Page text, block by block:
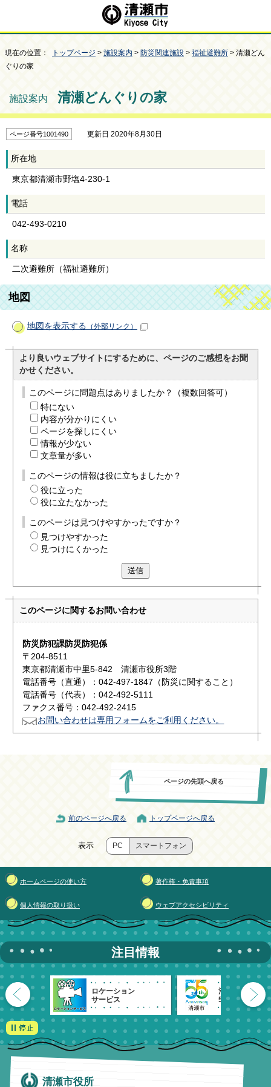
現在の位置： トップページ > 施設案内 > 防災関連施設 > 福祉避難所 > 清瀬どん
ぐりの家
施設案内 清瀬どんぐりの家
ページ番号1001490 更新日 2020年8月30日
所在地
東京都清瀬市野塩4-230-1
電話
042-493-0210
名称
二次避難所（福祉避難所）
地図
地図を表示する （外部リンク）
より良いウェブサイトにするために、ページのご感想をお聞
かせください。
このページに問題点はありましたか？（複数回答可）
特にない
内容が分かりにくい
ページを探しにくい
情報が少ない
文章量が多い
このページの情報は役に立ちましたか？
役に立った
役に立たなかった
このページは見つけやすかったですか？
見つけやすかった
見つけにくかった
送信
このページに関するお問い合わせ
防災防犯課防災防犯係
〒204-8511
東京都清瀬市中里5-842 清瀬市役所3階
電話番号（直通）：042-497-1847（防災に関すること）
電話番号（代表）：042-492-5111
ファクス番号：042-492-2415
お問い合わせは専用フォームをご利用ください。
ページの先頭へ戻る
前のページへ戻る トップページへ戻る
表示 PC スマートフォン
ホームページの使い方 著作権・免責事項
個人情報の取り扱い ウェブアクセシビリティ
注目情報
ロケーション
サービス
清瀬市
55周年記念
清瀬市役所